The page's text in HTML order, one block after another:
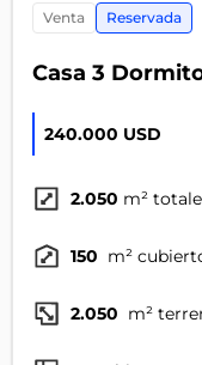
venta Reservada
Casa 3
240.000 USD
2.050 m²
150 m²
2.050 m²